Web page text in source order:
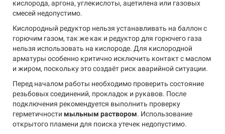
кислорода, аргона, углекислоты, ацетилена или газовых
смесей недопустимо.
Кислородный редуктор нельзя устанавливать на баллон с
горючим газом, так же как и редуктор для горючего газа
нельзя использовать на кислороде. Для кислородной
арматуры особенно критично исключить контакт с маслом
и жиром, поскольку это создаёт риск аварийной ситуации.
Перед началом работы необходимо проверить состояние
резьбовых соединений, прокладок и рукавов. После
подключения рекомендуется выполнить проверку
герметичности мыльным раствором. Использование
открытого пламени для поиска утечек недопустимо.